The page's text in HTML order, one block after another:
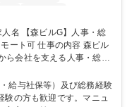
近5分以内 土日祝休み
容 森ビル
ら会社を支える人事・総務
よく担当し、ゆくゆくは制
環境です。 ■勤怠管
労務管理全般 ■入退社手続
給与社保等）及び総務経験
験の方も歓迎です。マニュ